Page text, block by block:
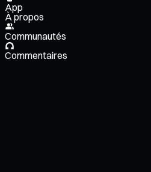
App
À propos
Communautés
Commentaires